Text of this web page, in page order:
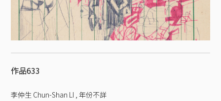
作品633
李仲生 Chun-Shan LI 年份不詳